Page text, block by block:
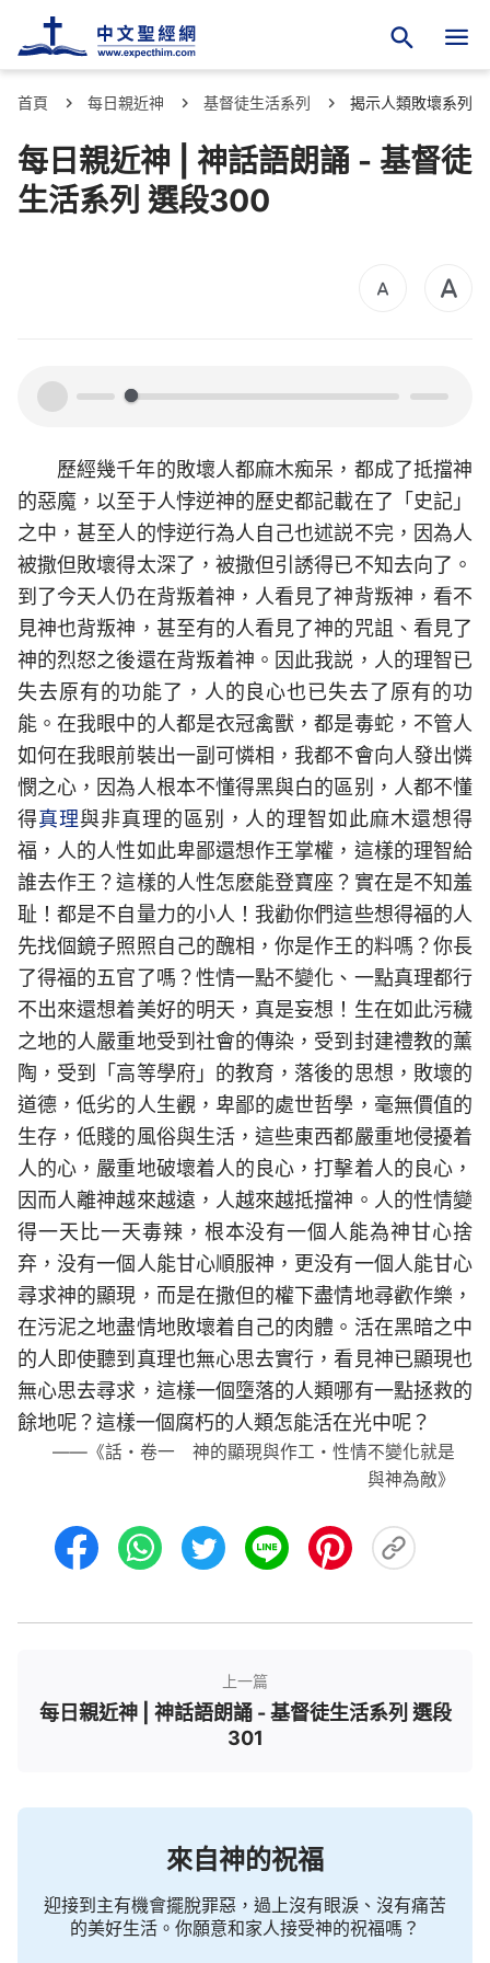
首頁 每日親近神 基督徒生活系列 揭示人類敗壞系列
每日親近神 | 神話語朗誦 - 基督徒
生活系列 選段300
00:00 00:00
歷經幾千年的敗壞人都麻木痴呆，都成了抵擋神
的惡魔，以至于人悖逆神的歷史都記載在了「史記」
之中，甚至人的悖逆行為人自己也述説不完，因為人
被撒但敗壞得太深了，被撒但引誘得已不知去向了。
到了今天人仍在背叛着神，人看見了神背叛神，看不
見神也背叛神，甚至有的人看見了神的咒詛、看見了
神的烈怒之後還在背叛着神。因此我説，人的理智已
失去原有的功能了，人的良心也已失去了原有的功
能。在我眼中的人都是衣冠禽獸，都是毒蛇，不管人
如何在我眼前裝出一副可憐相，我都不會向人發出憐
憫之心，因為人根本不懂得黑與白的區别，人都不懂
得真理與非真理的區别，人的理智如此麻木還想得
福，人的人性如此卑鄙還想作王掌權，這樣的理智給
誰去作王？這樣的人性怎麽能登寶座？實在是不知羞
耻！都是不自量力的小人！我勸你們這些想得福的人
先找個鏡子照照自己的醜相，你是作王的料嗎？你長
了得福的五官了嗎？性情一點不變化、一點真理都行
不出來還想着美好的明天，真是妄想！生在如此污穢
之地的人嚴重地受到社會的傳染，受到封建禮教的薰
陶，受到「高等學府」的教育，落後的思想，敗壞的
道德，低劣的人生觀，卑鄙的處世哲學，毫無價值的
生存，低賤的風俗與生活，這些東西都嚴重地侵擾着
人的心，嚴重地破壞着人的良心，打擊着人的良心，
因而人離神越來越遠，人越來越抵擋神。人的性情變
得一天比一天毒辣，根本没有一個人能為神甘心捨
弃，没有一個人能甘心順服神，更没有一個人能甘心
尋求神的顯現，而是在撒但的權下盡情地尋歡作樂，
在污泥之地盡情地敗壞着自己的肉體。活在黑暗之中
的人即使聽到真理也無心思去實行，看見神已顯現也
無心思去尋求，這樣一個墮落的人類哪有一點拯救的
餘地呢？這樣一個腐朽的人類怎能活在光中呢？
——《話・卷一 神的顯現與作工・性情不變化就是
與神為敵》
上一篇
每日親近神 | 神話語朗誦 - 基督徒生活系列 選段
301
來自神的祝福
迎接到主有機會擺脫罪惡，過上沒有眼淚、沒有痛苦
的美好生活。你願意和家人接受神的祝福嗎？